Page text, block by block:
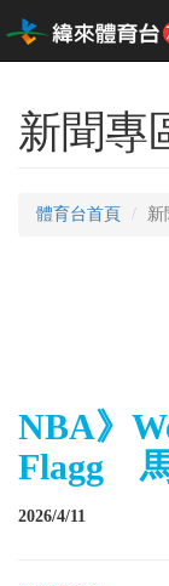
新聞專
體育台首頁 新
NBA》
Flagg
2026/4/11